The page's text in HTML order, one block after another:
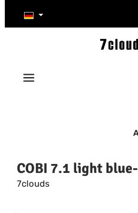
Zum Hauptinhalt springen
COBI 7.1 light
7clouds